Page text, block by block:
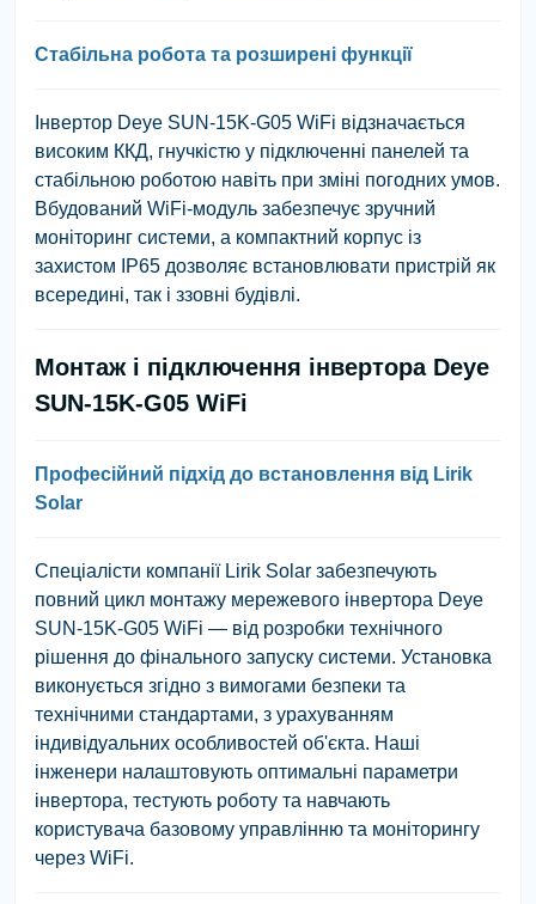
Стабільна робота та розширені функції
Інвертор Deye SUN-15K-G05 WiFi відзначається
високим ККД, гнучкістю у підключенні панелей та
стабільною роботою навіть при зміні погодних умов.
Вбудований WiFi-модуль забезпечує зручний
моніторинг системи, а компактний корпус із
захистом IP65 дозволяє встановлювати пристрій як
всередині, так і ззовні будівлі.
Монтаж і підключення інвертора Deye
SUN-15K-G05 WiFi
Професійний підхід до встановлення від Lirik
Solar
Спеціалісти компанії Lirik Solar забезпечують
повний цикл монтажу мережевого інвертора Deye
SUN-15K-G05 WiFi — від розробки технічного
рішення до фінального запуску системи. Установка
виконується згідно з вимогами безпеки та
технічними стандартами, з урахуванням
індивідуальних особливостей об'єкта. Наші
інженери налаштовують оптимальні параметри
інвертора, тестують роботу та навчають
користувача базовому управлінню та моніторингу
через WiFi.